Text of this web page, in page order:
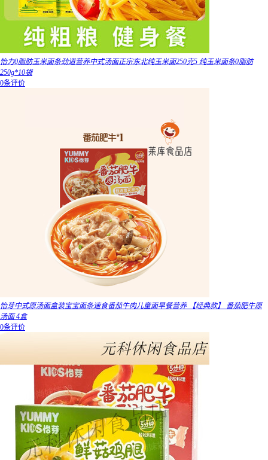
怡力0脂肪玉米面条劲道营养中式汤面正宗东北纯玉米面250克5 纯玉米面条0脂肪
250g*10袋
0条评价
怡芽中式原汤面盒装宝宝面条速食番茄牛肉儿童面早餐营养 【经典款】 番茄肥牛原
汤面 4盒
0条评价